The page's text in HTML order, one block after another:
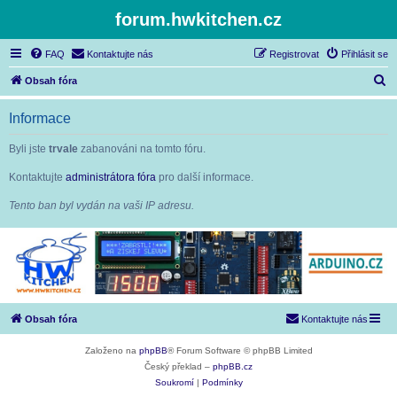
forum.hwkitchen.cz
FAQ Kontaktujte nás Přihlásit se
Registrovat
Obsah fóra
l
Informace
Byli jste trvale zabanováni na tomto fóru.
Kontaktujte administrátora fóra pro další informace.
Tento ban byl vydán na vaši IP adresu.
Obsah fóra Kontaktujte nás
Založeno na phpBB® Forum Software © phpBB Limited
Český překlad – phpBB.cz
Soukromí
Podmínky